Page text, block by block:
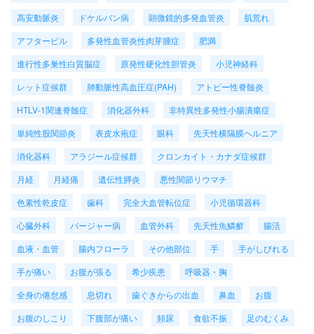
高安動脈炎
ドケルバン病 顕微鏡的多発血管炎
肌荒れ
アフターピル
多発性血管炎性肉芽腫症
肥満
進行性多巣性白質脳症
原発性硬化性胆管炎
小児神経科
レット症候群
肺動脈性高血圧症(PAH)
アトピー性脊髄炎
HTLV-1関連脊髄症
消化器外科
非特異性多発性小腸潰瘍症
単純性股関節炎
表皮水疱症 眼科
先天性横隔膜ヘルニア
消化器科
アラジール症候群
クロンカイト・カナダ症候群
月経
月経痛 遺伝性膵炎
悪性関節リウマチ
色素性乾皮症
歯科 完全大血管転位症
小児循環器科
心臓外科
バージャー病 血管外科 先天性魚鱗癬
腸活
血液・血管
腸内フローラ その他部位 手
手がしびれる
手が痛い
お腹が張る 希少疾患
呼吸器・胸
全身の倦怠感
息切れ 歯ぐきからの出血 鼻血
お腹
お腹のしこり
下腹部が痛い 頻尿 食欲不振
足のむくみ